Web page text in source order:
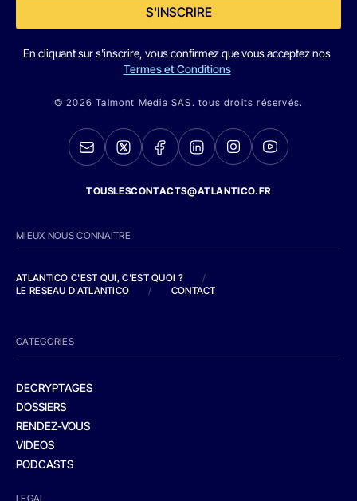
S'INSCRIRE
En cliquant sur s'inscrire, vous confirmez que vous acceptez nos
Termes et Conditions
© 2026 Talmont Media SAS. tous droits réservés.
TOUSLESCONTACTS@ATLANTICO.FR
MIEUX NOUS CONNAITRE
ATLANTICO C'EST QUI, C'EST QUOI ?
/
LE RESEAU D'ATLANTICO
/ CONTACT
CATEGORIES
DECRYPTAGES
DOSSIERS
RENDEZ-VOUS
VIDEOS
PODCASTS
LEGAL